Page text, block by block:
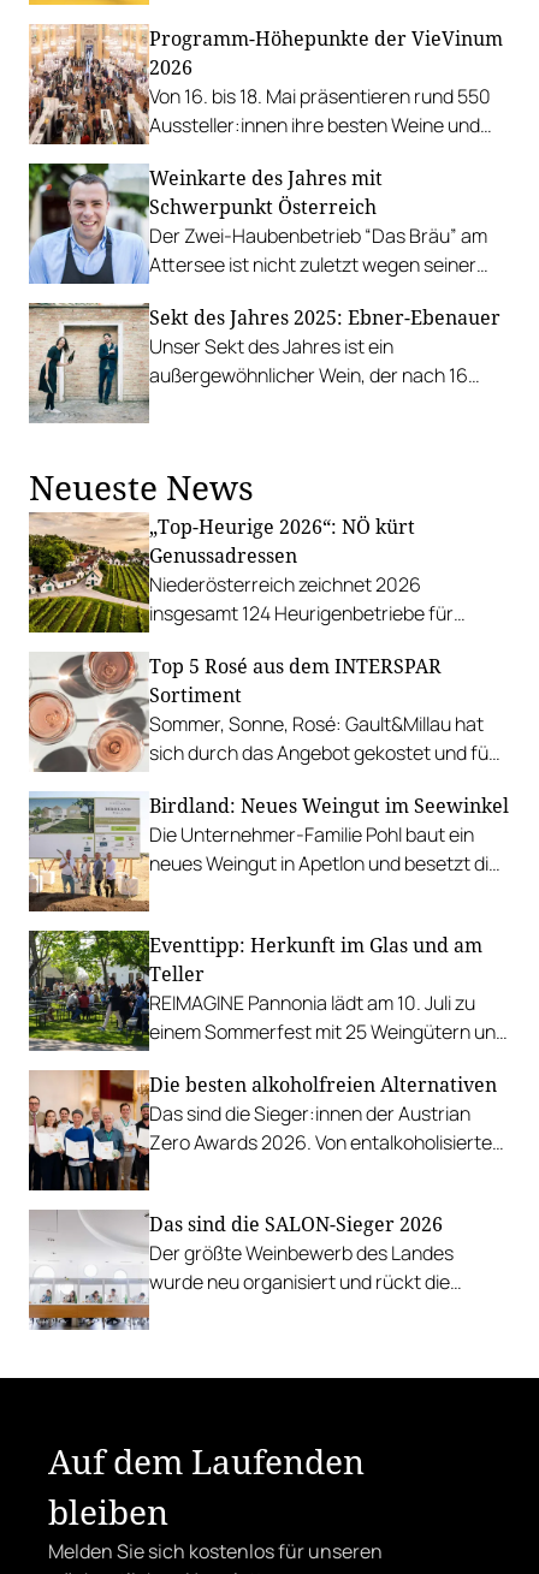
Programm-Höhepunkte der VieVinum
2026
Von 16. bis 18. Mai präsentieren rund 550
Aussteller:innen ihre besten Weine und
Weinkarte des Jahres mit
Schwerpunkt Österreich
Der Zwei-Haubenbetrieb “Das Bräu” am
Attersee ist nicht zuletzt wegen seiner
beliebt.
Sekt des Jahres 2025: Ebner-Ebenauer
Unser Sekt des Jahres ist ein
außergewöhnlicher Wein, der nach 16
Neueste News
„Top-Heurige 2026“: NÖ kürt
Genussadressen
Niederösterreich zeichnet 2026
insgesamt 124 Heurigenbetriebe für
Top 5 Rosé aus dem INTERSPAR
Sortiment
Sommer, Sonne, Rosé: Gault&Millau hat
sich durch das Angebot gekostet und fünf
Birdland: Neues Weingut im Seewinkel
Die Unternehmer-Familie Pohl baut ein
neues Weingut in Apetlon und besetzt die
Eventtipp: Herkunft im Glas und am
Teller
REIMAGINE Pannonia lädt am 10. Juli zu
einem Sommerfest mit 25 Weingütern und
Esterhazy.
Die besten alkoholfreien Alternativen
Das sind die Sieger:innen der Austrian
Zero Awards 2026. Von entalkoholisierten
Das sind die SALON-Sieger 2026
Der größte Weinbewerb des Landes
wurde neu organisiert und rückt die
Auf dem Laufenden
bleiben
Melden Sie sich kostenlos für unseren